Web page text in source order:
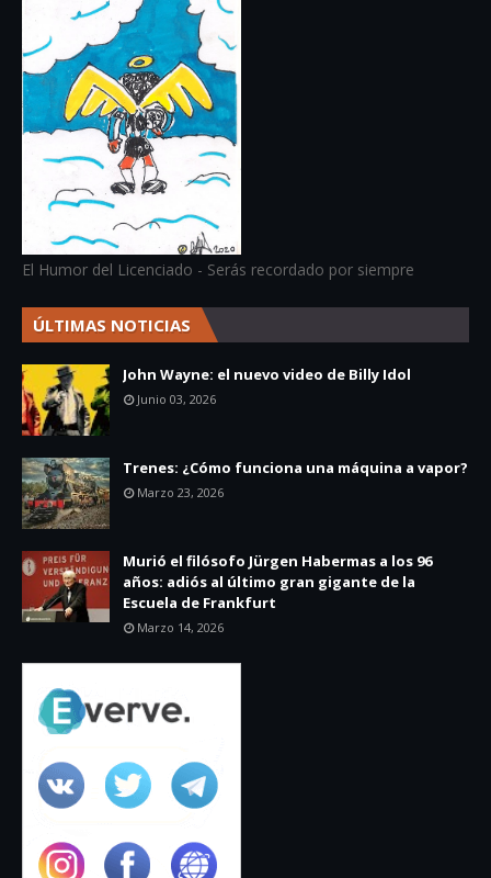
El Humor del Licenciado - Serás recordado por siempre
ÚLTIMAS NOTICIAS
John Wayne: el nuevo video de Billy Idol
Junio 03, 2026
Trenes: ¿Cómo funciona una máquina a vapor?
Marzo 23, 2026
Murió el filósofo Jürgen Habermas a los 96
años: adiós al último gran gigante de la
Escuela de Frankfurt
Marzo 14, 2026